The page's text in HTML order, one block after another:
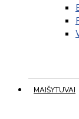
MAIŠYTUVAI